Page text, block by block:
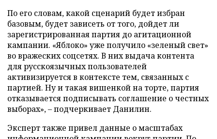
По его словам, какой сценарий будет избран
базовым, будет зависеть от того, дойдет ли
зарегистрированная партия до агитационной
кампании. «Яблоко» уже получило «зеленый свет»
во вражеских соцсетях. В них выдача контента
для русскоязычных пользователей
активизируется в контексте тем, связанных с
партией. Ну и такая вишенкой на торте, партия
отказывается подписывать соглашение о честных
выборах», – подчеркивает Данилин.
Эксперт также привел данные о масштабах